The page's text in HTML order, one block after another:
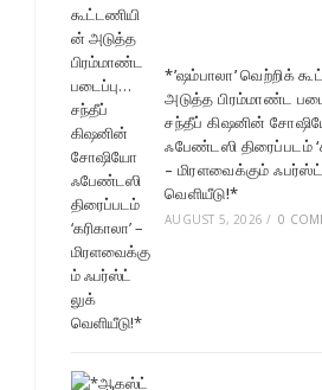
*’ஷம்பாலா’ வெற்றிக்
அடுத்த பிரம்மாண்ட
சந்தீப் கிஷனின்
ஃபேண்டஸி திரைப்படம்
– மிரளவைக்கும்
வெளியீடு!*
AUGUST 5, 2026 / 0